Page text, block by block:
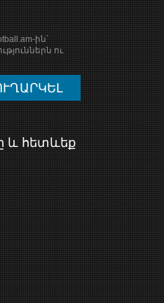
ին՝
ու
և հետևեք